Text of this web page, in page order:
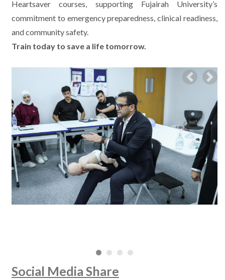
Heartsaver courses, supporting Fujairah University’s
commitment to emergency preparedness, clinical readiness,
and community safety.
Train today to save a life tomorrow.
Previous
Social Media Share